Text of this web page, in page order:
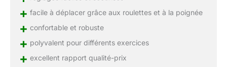
dessert plus d'un million
MD65, vous bénéficiez
d'une garantie de 2 ans
+ facile à déplacer grâce aux roulettes et à la poignée
+ confortable et robuste
+ polyvalent pour différents exercices
+ excellent rapport qualité-prix